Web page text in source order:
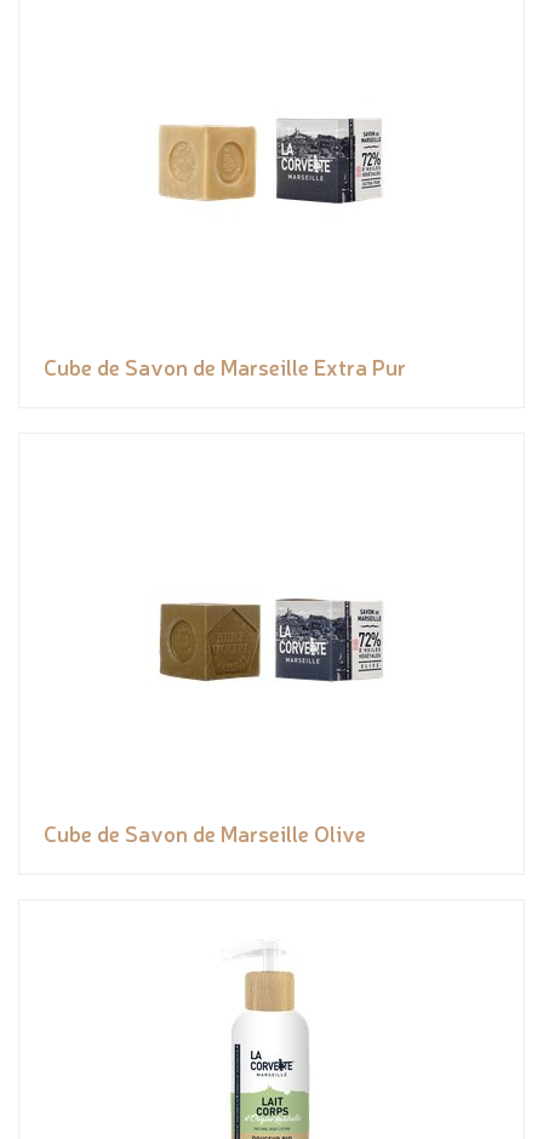
Cube de Savon de Marseille Extra Pur
Cube de Savon de Marseille Olive